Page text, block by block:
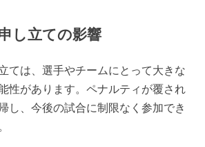
し立ての影響
ては、選手やチームにとって大きな
性があります。ペナルティが覆され
し、今後の試合に制限なく参加でき